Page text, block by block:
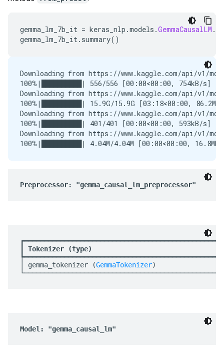
gemma_lm_7b_it = keras_nlp .models .GemmaCausalLM .
gemma_lm_7b_it. summary()
Downloading from https://www.kaggle.com/api/v1/
100%|██████████| 556/556 [00:00<00:00, 754kB/s]
Downloading from https://www.kaggle.com/api/v1/
100%|██████████| 15.9G/15.9G [03:18<00:00,
Downloading from https://www.kaggle.com/api/v1/
100%|██████████| 401/401 [00:00<00:00, 593kB/s]
Downloading from https://www.kaggle.com/api/v1/